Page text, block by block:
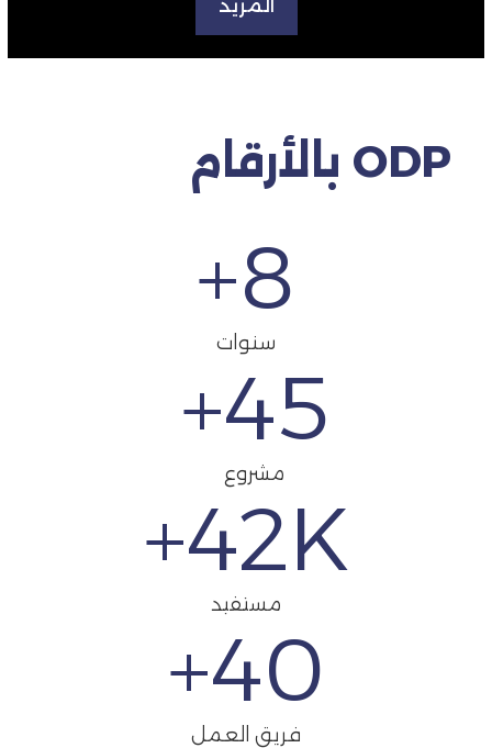
ODP بالأرقام
8
+
سنوات
45
+
مشروع
42K+
مستفيد
40
+
فريق العمل